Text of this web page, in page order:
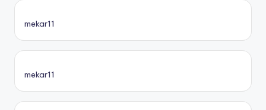
mekar11
mekar11